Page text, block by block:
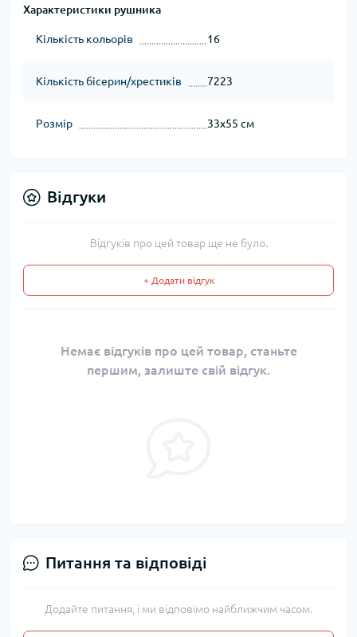
Характеристики рушника
Кількість кольорів 16
Кількість бісерин/хрестиків 7223
Розмір 33x55 см
Відгуки
Відгуків про цей товар ще не було.
+ Додати відгук
Немає відгуків про цей товар, станьте
першим, залиште свій відгук.
Питання та відповіді
Додайте питання, і ми відповімо найближчим часом.